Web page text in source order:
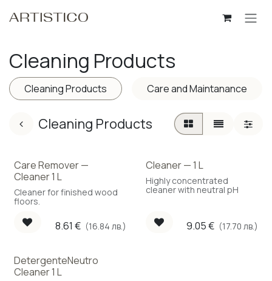
Cleaning Products
Cleaning Products Care and Maintanance
Cleaning Products
Care Remover —
Cleaner 1 L
Cleaner for finished wood
floors.
8.61 € (16.84 лв.)
Cleaner — 1 L
Highly concentrated
cleaner with neutral pH
9.05€ (17.70 лв.)
DetergenteNeutro
Cleaner 1 L